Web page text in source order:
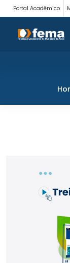
Portal Acadêmico